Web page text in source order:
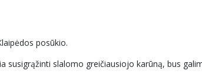
posūkio.
slalomo greičiausiojo karūną, bus